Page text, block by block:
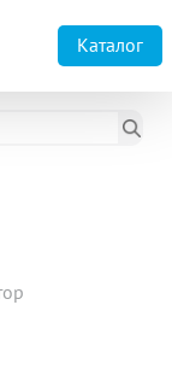
Каталог